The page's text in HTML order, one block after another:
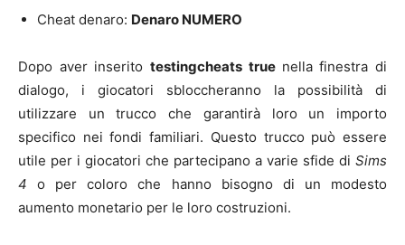
Cheat denaro: Denaro NUMERO
Dopo aver inseritotestingcheats true nella finestra di
dialogo, i giocatori sbloccheranno la possibilità di
utilizzare un trucco che garantirà loro un importo
specifico nei fondi familiari. Questo trucco può essere
utile per i giocatori che partecipano a varie sfide di Sims
4o per coloro che hanno bisogno di un modesto
aumento monetario per le loro costruzioni.